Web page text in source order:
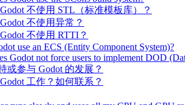
不使用 STL（标准模板库）？
不使用异常？
不使用 RTTI？
use an ECS (Entity Component System)?
Godot not force users to implement DOD
或参与 Godot 的发展？
工作？如何联系？